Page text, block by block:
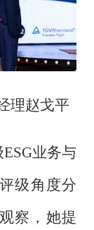
理赵戈平
ESG业务与
级角度分
察，她提